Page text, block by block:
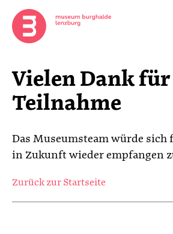
Vielen Dank
Teilnahme
Das Museumsteam würde sich
in Zukunft wieder empfangen
Zurück zur Startseite